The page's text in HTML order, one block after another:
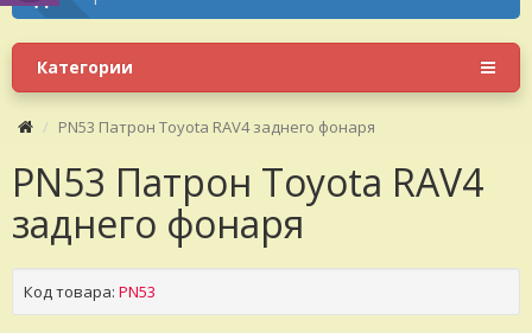
Категории
PN53 Патрон Toyota RAV4 заднего фонаря
PN53 Патрон Toyota RAV4
заднего фонаря
Код товара: PN53